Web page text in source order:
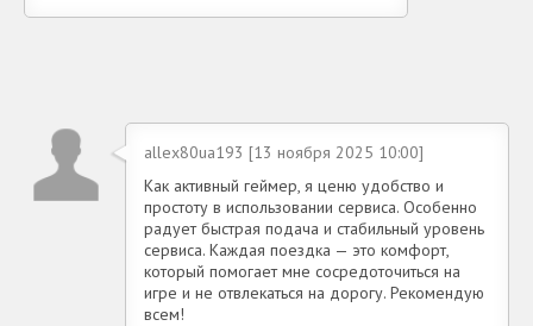
allex80ua193 [13 ноября 2025 10:00]
Как активный геймер, я ценю удобство и
простоту в использовании сервиса. Особенно
радует быстрая подача и стабильный уровень
сервиса. Каждая поездка — это комфорт,
который помогает мне сосредоточиться на
игре и не отвлекаться на дорогу. Рекомендую
всем!